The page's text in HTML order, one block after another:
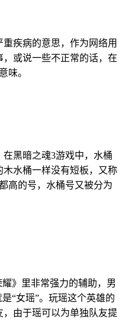
疾病的意思，作为网络用
或说一些不正常的话，在
味。
黑暗之魂3游戏中，水桶
水桶一样没有短板，又称
高的号，水桶号又被分为
》里非常强力的辅助，男
“女瑶”。玩瑶这个英雄的
由于瑶可以为单独队友提